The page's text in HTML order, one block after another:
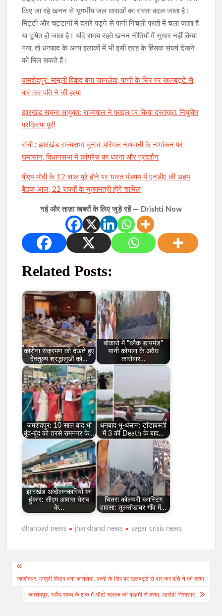
किए जा रहे खनन से भूगर्भीय जल धाराओं का रास्ता बदल जाता है।
मिट्टी और चट्टानों में दरारें पड़ने से पानी निचली परतों में चला जाता है
या दूषित हो जाता है। यदि समय रहते खनन नीतियों में सुधार नहीं किया
गया, तो धनबाद के अन्य इलाकों में भी इसी तरह के हिंसक संघर्ष देखने
को मिल सकते हैं।
जमशेदपुर: मामूली विवाद बना जानलेवा, पत्नी के सिर पर खलबट्टे से
वार कर पति ने की हत्या
झारखंड सूचना आयुक्त: राज्यपाल ने फाइल पर किया दस्तख़त, नियुक्ति
प्रक्रिया पूरी
रांची : झारखंड राज्यसभा चुनाव ,परिमल नथवानी के नामांकन पर
घमासान, विधानसभा में कांग्रेस का धरना और प्रदर्शन
पीएम मोदी के 12 साल पूरे होने पर भारत मंडपम में एनडीए की अहम
बैठक आज, 22 राज्यों के मुख्यमंत्री होंगे शामिल
नई और ताज़ा खबरों के लिए जुड़े रहें — Drishti Now
Related Posts:
कोरोना संक्रमण को देखते हुए
देवतुल्य श्रद्धालुओं को…
बोकारो में "ब्लैक डायमंड"
यानी कोयला के अवैध
कारोबार…
जमशेदपुर: 10 साल बाद भी
बूंद-बूंद को तरसे रामनगर के…
धनबाद भू-धंसान: टांडाबस्ती
में 3 की Death के बाद…
झारखंड आंदोलनकारियों का
हुंकार: सीएम आवास घेराव
के…
चितरा कोलयरी ब्लास्टिंग
हादसा: तुलसीडाबर गाँव में…
dhanbad news jharkhand news sagar crisis news
Post
navigation
जमशेदपुर: मामूली विवाद बना जानलेवा, पत्नी के सिर पर खलबट्टे से वार कर पति ने की हत्या
जमशेदपुर: अवैध संबंध के शक में ऑटो चालक की बेरहमी से हत्या, आरोपी गिरफ्तार